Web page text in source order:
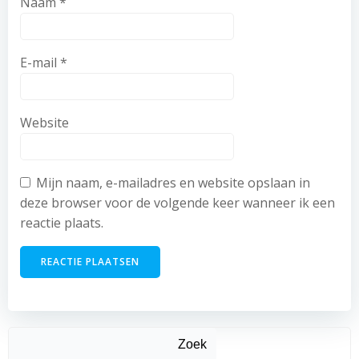
E-mail *
Website
Mijn naam, e-mailadres en website opslaan in
deze browser voor de volgende keer wanneer ik een
reactie plaats.
Zoek